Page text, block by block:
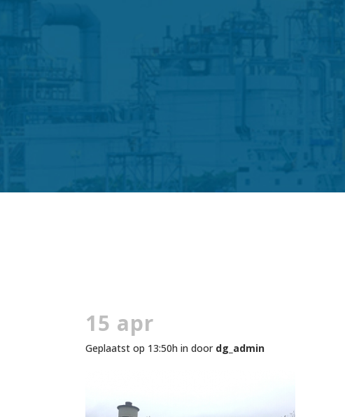
15 apr
Geplaatst op 13:50h in door dg_admin